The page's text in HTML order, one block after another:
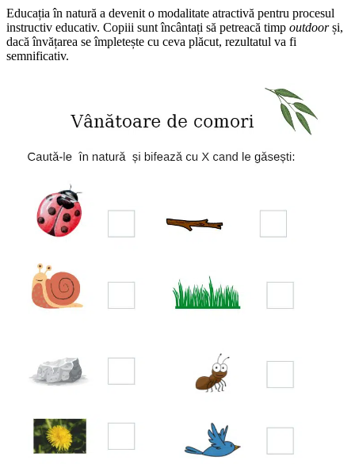
Educația în natură a devenit o modalitate atractivă pentru procesul
instructiv educativ. Copiii sunt încântați să petreacă timp outdoorși,
dacă învățarea se împletește cu ceva plăcut, rezultatul va fi
semnificativ.